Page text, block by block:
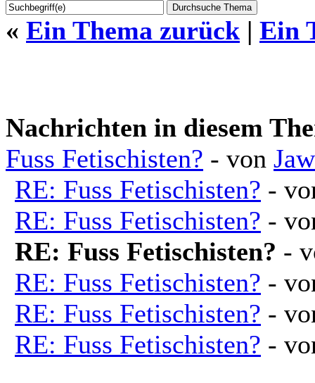
« Ein Thema zurück | Ein
Nachrichten in diesem
Fuss Fetischisten? - von
RE: Fuss Fetischisten? -
RE: Fuss Fetischisten? -
RE: Fuss Fetischisten? -
RE: Fuss Fetischisten? -
RE: Fuss Fetischisten? -
RE: Fuss Fetischisten? -